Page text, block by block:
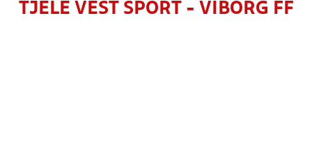
TJELE VEST SPORT - VIBORG FF